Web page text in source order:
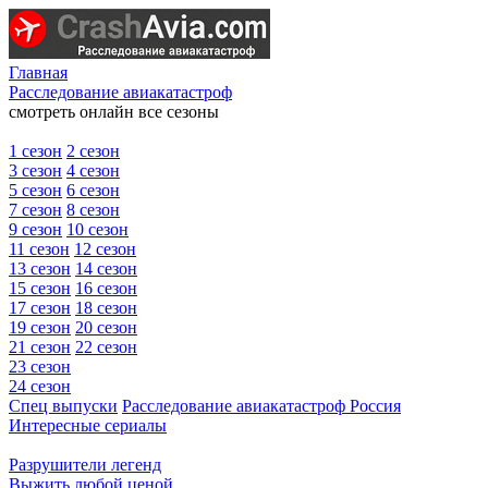
Главная
Расследование авиакатастроф
смотреть онлайн все сезоны
1 сезон 2 сезон
3 сезон 4 сезон
5 сезон 6 сезон
7 сезон 8 сезон
9 сезон 10 сезон
11 сезон 12 сезон
13 сезон 14 сезон
15 сезон 16 сезон
17 сезон 18 сезон
19 сезон 20 сезон
21 сезон 22 сезон
23 сезон
24 сезон
Спец выпуски Расследование авиакатастроф Россия
Интересные сериалы
Разрушители легенд
Выжить любой ценой